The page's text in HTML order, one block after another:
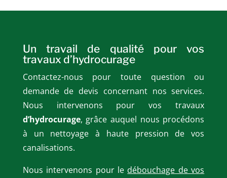
Un travail de qualité pour vos
travaux d’hydrocurage
Contactez-nous pour toute question ou
demande de devis concernant nos services.
Nous intervenons pour vos travaux
d’hydrocurage, grâce auquel nous procédons
à un nettoyage à haute pression de vos
canalisations.
Nous intervenons pour le débouchage de vos